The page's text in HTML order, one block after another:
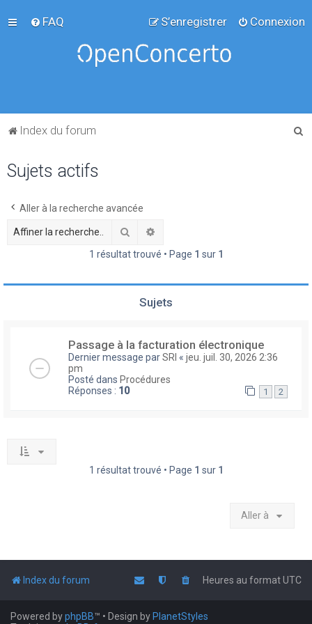
FAQ Connexion
S’enregistrer
Index du forum
e
Sujets actifs
Aller à la recherche avancée
Rechercher
1 résultat trouvé • Page 1 sur 1
Sujets
Passage à la facturation électronique
Dernier message parSRI « jeu. juil. 30, 2026 2:36
pm
Posté dans Procédures
Réponses : 10 1 2
1 résultat trouvé • Page 1 sur 1
Aller à
Index du forum Heures au formatUTC
Powered byphpBB™ • Design by PlanetStyles